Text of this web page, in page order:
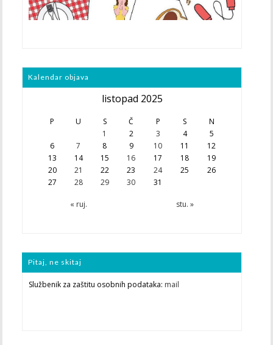
Kalendar objava
listopad 2025
P U S Č P S N
« ruj. stu. »
1 2 3 4
5
6
7 8 9 10 11
12
13
14 15 16 17 18
19
20
21 22 23 24 25
26
27
28 29 30 31
Pitaj, ne skitaj
Službenik za zaštitu osobnih podataka: mail